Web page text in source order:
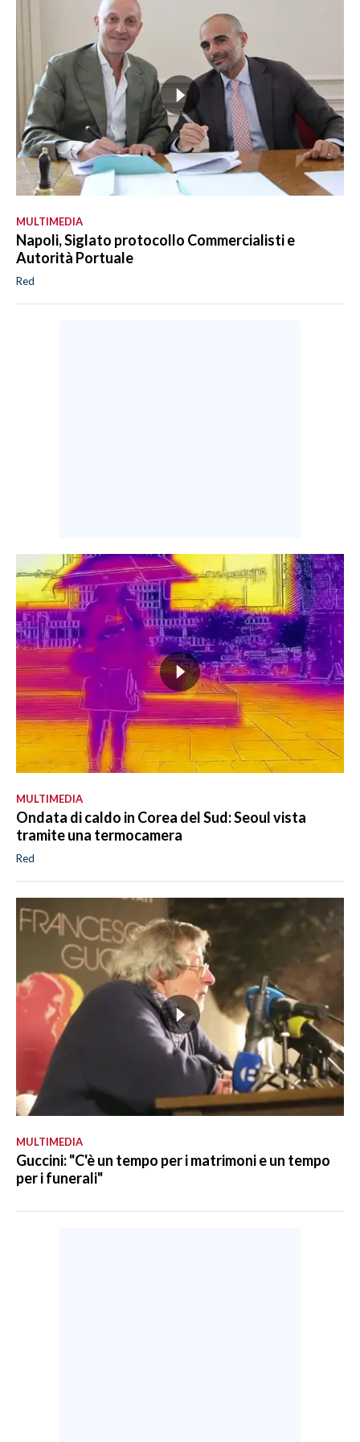
MULTIMEDIA
Napoli, Siglato protocollo Commercialisti e
Autorità Portuale
Red
MULTIMEDIA
Ondata di caldo in Corea del Sud: Seoul vista
tramite una termocamera
Red
MULTIMEDIA
Guccini: "C'è un tempo per i matrimoni e un tempo
per i funerali"